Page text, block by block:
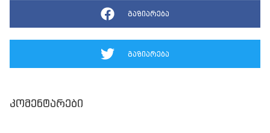
გაზიარება
გაზიარება
კომენტარები